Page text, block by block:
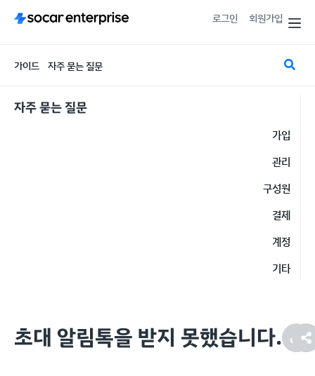
로그인 회원가입
가이드 자주 묻는 질문
자주 묻는 질문
가입
관리
구성원
결제
계정
기타
초대 알림톡을 받지 못했습니다.